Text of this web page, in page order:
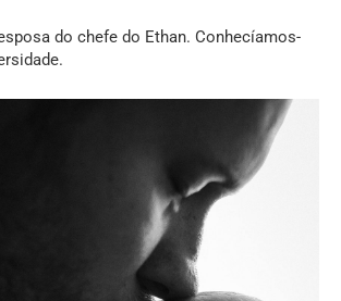
do chefe do Ethan. Conhecíamos-